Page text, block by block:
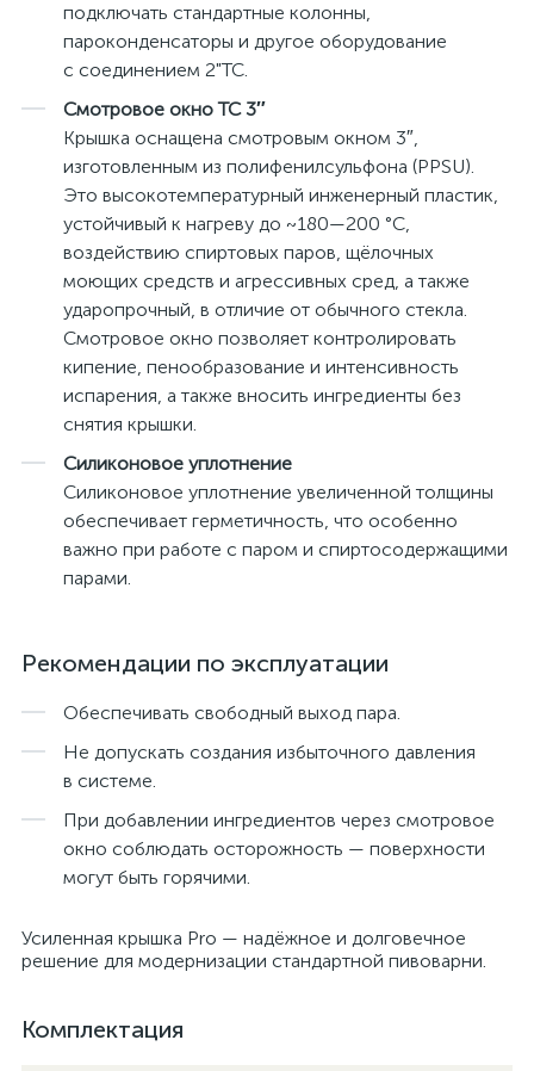
подключать стандартные колонны,
пароконденсаторы и другое оборудование
с соединением 2"TC.
Смотровое окно TC 3″
Крышка оснащена смотровым окном 3″,
изготовленным из полифенилсульфона (PPSU).
Это высокотемпературный инженерный пластик,
устойчивый к нагреву до ~180—200 °C,
воздействию спиртовых паров, щёлочных
моющих средств и агрессивных сред, а также
ударопрочный, в отличие от обычного стекла.
Смотровое окно позволяет контролировать
кипение, пенообразование и интенсивность
испарения, а также вносить ингредиенты без
снятия крышки.
Силиконовое уплотнение
Силиконовое уплотнение увеличенной толщины
обеспечивает герметичность, что особенно
важно при работе с паром и спиртосодержащими
парами.
Рекомендации по эксплуатации
Обеспечивать свободный выход пара.
Не допускать создания избыточного давления
в системе.
При добавлении ингредиентов через смотровое
окно соблюдать осторожность — поверхности
могут быть горячими.
Усиленная крышка Pro — надёжное и долговечное
решение для модернизации стандартной пивоварни.
Комплектация